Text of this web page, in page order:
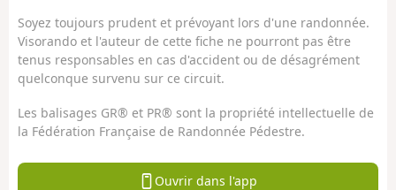
Soyez toujours prudent et prévoyant lors d'une randonnée.
Visorando et l'auteur de cette fiche ne pourront pas être
tenus responsables en cas d'accident ou de désagrément
quelconque survenu sur ce circuit.
Les balisages GR® et PR® sont la propriété intellectuelle de
la Fédération Française de Randonnée Pédestre.
Ouvrir dans l'app